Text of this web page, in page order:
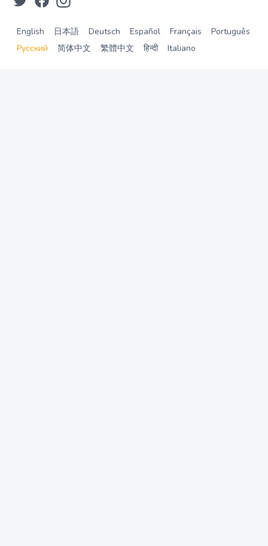
English 日本語 Deutsch Español Français
Português
Русский
简体中文 繁體中文 हिन्दी Italiano